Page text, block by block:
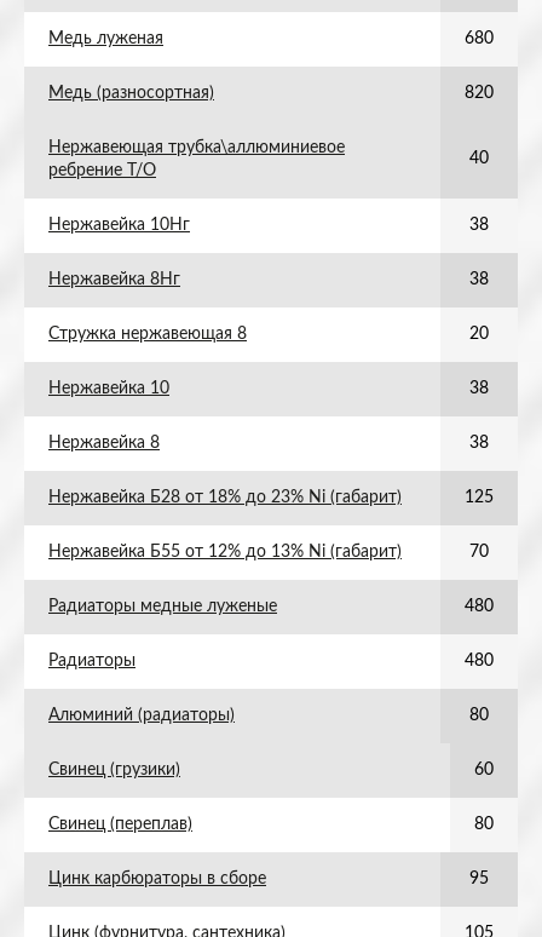
Медь луженая 680
Медь (разносортная) 820
Нержавеющая трубка\аллюминиевое
ребрение Т/О
40
Нержавейка 10Нг 38
Нержавейка 8Нг 38
Стружка нержавеющая 8 20
Нержавейка 10 38
Нержавейка 8 38
Нержавейка Б28 от 18% до 23% Ni (габарит) 125
Нержавейка Б55 от 12% до 13% Ni (габарит) 70
Радиаторы медные луженые 480
Радиаторы 480
Алюминий (радиаторы) 80
Свинец (грузики) 60
Свинец (переплав) 80
Цинк карбюраторы в сборе 95
Цинк (фурнитура, сантехника) 105